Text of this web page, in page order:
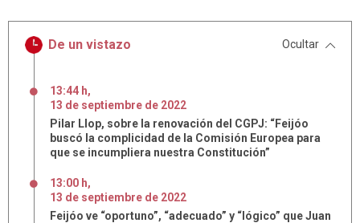
De un vistazo Ocultar
13:44 h,
13 de septiembre de 2022
Pilar Llop, sobre la renovación del CGPJ: “Feijóo
buscó la complicidad de la Comisión Europea para
que se incumpliera nuestra Constitución”
13:00 h,
13 de septiembre de 2022
Feijóo ve “oportuno”, “adecuado” y “lógico” que Juan